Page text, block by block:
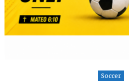
Soccer